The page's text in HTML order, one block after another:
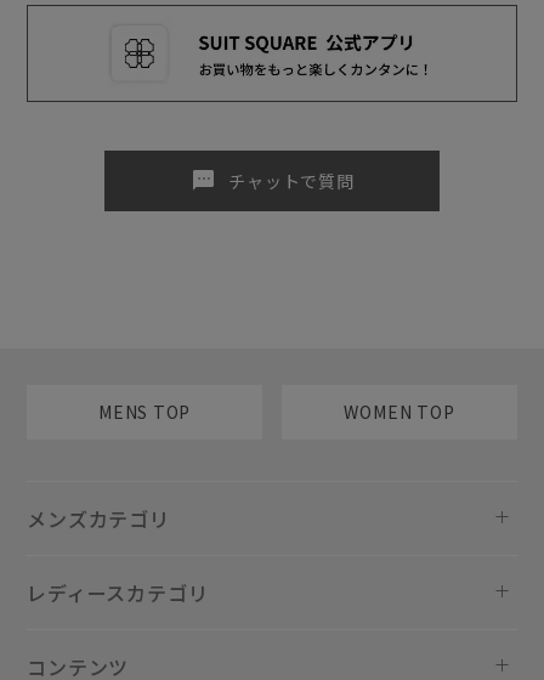
sms チャットで質問
MENS TOP WOMEN TOP
メンズカテゴリ
レディースカテゴリ
コンテンツ